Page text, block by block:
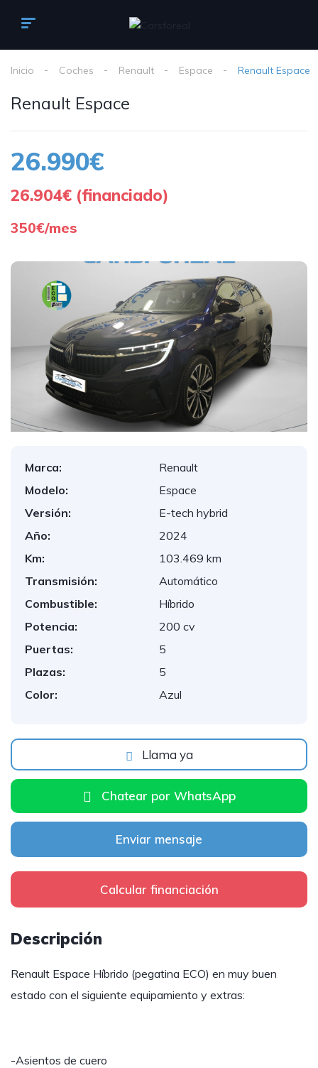
Inicio Coches Renault Espace Renault Espace
Renault Espace
26.990€
26.904€ (financiado)
350€/mes
Marca:
Renault
Modelo:
Espace
Versión:
E-tech hybrid
Año:
2024
Km:
103.469 km
Transmisión:
Automático
Combustible:
Híbrido
Potencia:
200 cv
Puertas:
5
Plazas:
5
Color:
Azul
Llama ya
Chatear por WhatsApp
Enviar mensaje
Calcular financiación
Descripción
Renault Espace Híbrido (pegatina ECO) en muy buen
estado con el siguiente equipamiento y extras:
-Asientos de cuero